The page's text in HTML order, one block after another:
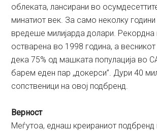
облеката, лансирани во
минатиот век. За само неколку
вредеше милијарда долари.
остварена во 1998 година, а
дека 75% од машката популација во
барем еден пар „докерси”. Дури 40
сопственици на овој подбренд.
Верност
Меѓутоа, еднаш креираниот подбренд